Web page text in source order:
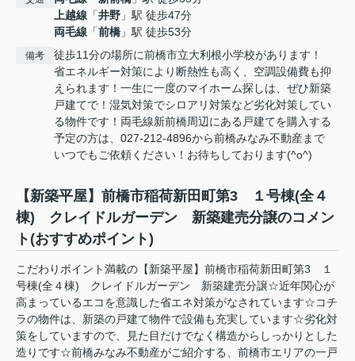
上越線 「井野 」駅 徒歩47分
両毛線 「前橋 」駅 徒歩53分
備考
徒歩11分の場所に前橋市立大利根小学校があります！
省エネルギー対策により断熱性も高く、空調設備費も抑
えられます！一生に一度のマイホーム探しは、ぜひ新築
戸建てで！湿気対策でシロアリ対策など劣化対策してい
る物件です！両毛線新前橋周辺にある戸建てを購入する
予定の方は、027-212-4896から前橋みなみ不動産まで
いつでもご依頼ください！お待ちしております(^o^)
【新築平屋】前橋市稲荷新田町第3 １号棟(全４
棟) クレイドルガーデン 新築建売分譲のコメン
ト(おすすめポイント)
こだわりポイント満載の【新築平屋】前橋市稲荷新田町第3 １
号棟(全４棟) クレイドルガーデン 新築建売分譲☆近年関心が
高まっているエコを意識した省エネ対策がなされています☆コチ
ラの物件は、新築の戸建て物件で設備も充実しています☆劣化対
策をしていますので、見た目だけでなく構造からしっかりとした
造りです☆前橋みなみ不動産がご紹介する、前橋市エリアの一戸